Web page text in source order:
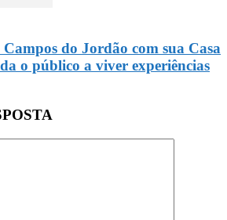
do Jordão com sua Casa
o público a viver experiências